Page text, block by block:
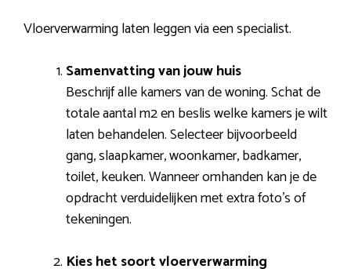
Vloerverwarming laten leggen via een specialist.
Samenvatting van jouw huis
Beschrijf alle kamers van de woning. Schat de
totale aantal m2 en beslis welke kamers je wilt
laten behandelen. Selecteer bijvoorbeeld
gang, slaapkamer, woonkamer, badkamer,
toilet, keuken. Wanneer omhanden kan je de
opdracht verduidelijken met extra foto’s of
tekeningen.
Kies het soort vloerverwarming